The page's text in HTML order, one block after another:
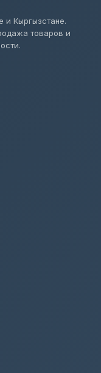
и Кыргызстане.
товаров и